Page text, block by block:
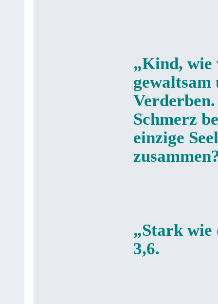
„Kind, wie
gewaltsam
Schmerz
einzige
„Stark wie
3,6.